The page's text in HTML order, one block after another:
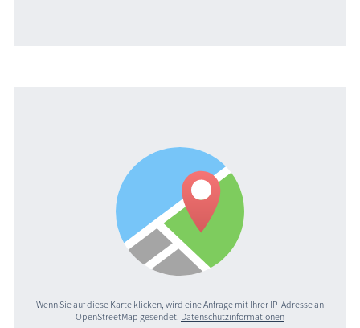
Wenn Sie auf diese Karte klicken, wird eine Anfrage mit Ihrer IP-Adresse an
OpenStreetMap gesendet. Datenschutzinformationen